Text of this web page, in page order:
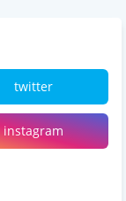
twitter
instagram